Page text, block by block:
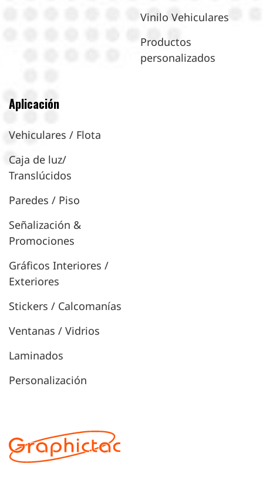
Vinilo Vehiculares
Productos
personalizados
Aplicación
Vehiculares / Flota
Caja de luz/
Translúcidos
Paredes / Piso
Señalización &
Promociones
Gráficos Interiores /
Exteriores
Stickers / Calcomanías
Ventanas / Vidrios
Laminados
Personalización